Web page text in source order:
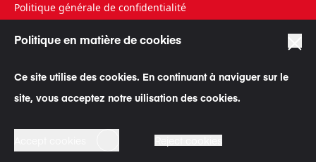
Politique en matière de cookies
Ce site utilise des cookies. En continuant à naviguer sur le
site, vous acceptez notre uilisation des cookies.
Politique générale de confidentialité
Déclaration sur la lutte contre l’esclavage et le trafic des
êtres humains